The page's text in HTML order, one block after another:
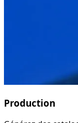
Production